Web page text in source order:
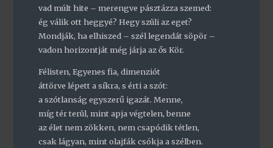
vad múlt hite – merengve pásztázza szemed:
ég válik ott heggyé? Hegy szüli az eget?
Mondják, ha elhiszed – szél legendát söpör –
vadon horizontját még járja az ős Kör.
Félisten, Egyenes fia, dimenziót
áttörve lépett a síkra, s érti a szót:
a szótlanság egyszerű igazát. Menne,
míg tér terül, mint apja végtelen, benne
az élet nem zökken, nem csapódik tétlen,
csak lágyan, mint olajfák csókja a szélben.